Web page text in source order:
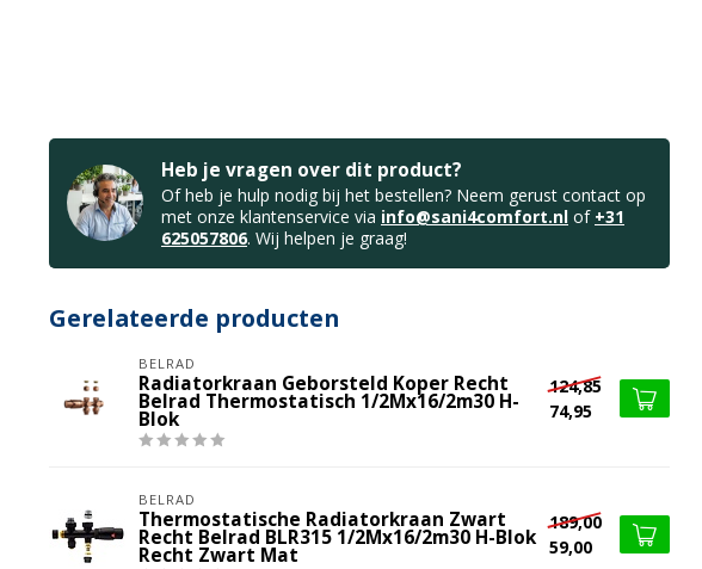
Heb je vragen over dit product?
Of heb je hulp nodig bij het bestellen? Neem gerust contact op
met onze klantenservice via info@sani4comfort.nl of +31
625057806. Wij helpen je graag!
Gerelateerde producten
BELRAD
Radiatorkraan Geborsteld Koper Recht
Belrad Thermostatisch 1/2Mx16/2m30 H-
Blok
124,85
74,95
BELRAD
Thermostatische Radiatorkraan Zwart
Recht Belrad BLR315 1/2Mx16/2m30 H-Blok
Recht Zwart Mat
189,00
59,00